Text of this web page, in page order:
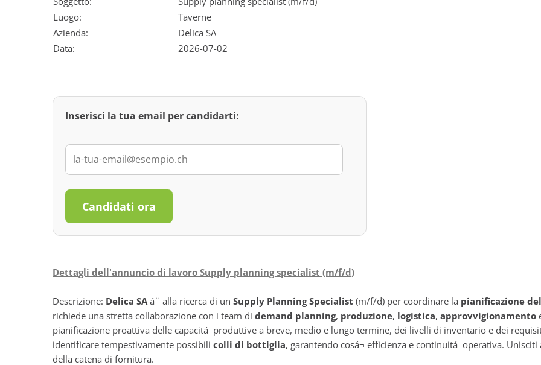
Luogo:
Taverne
Azienda:
Delica SA
Data:
2026-07-02
Inserisci la tua email per candidarti:
Candidati ora
Dettagli dell'annuncio di lavoro Supply planning specialist (m/f/d)
Descrizione: Delica SAá¨ alla ricerca di un Supply Planning Specialist (m/f/d) per coordinare la pianificazione
richiede una stretta collaborazione con i team di demand planning, produzione, logistica, approvvigionamento
pianificazione proattiva delle capacitá produttive a breve, medio e lungo termine, dei livelli di inventario e dei
identificare tempestivamente possibili colli di bottiglia, garantendo cosá¬ efficienza e continuitá operativa.
della catena di fornitura.